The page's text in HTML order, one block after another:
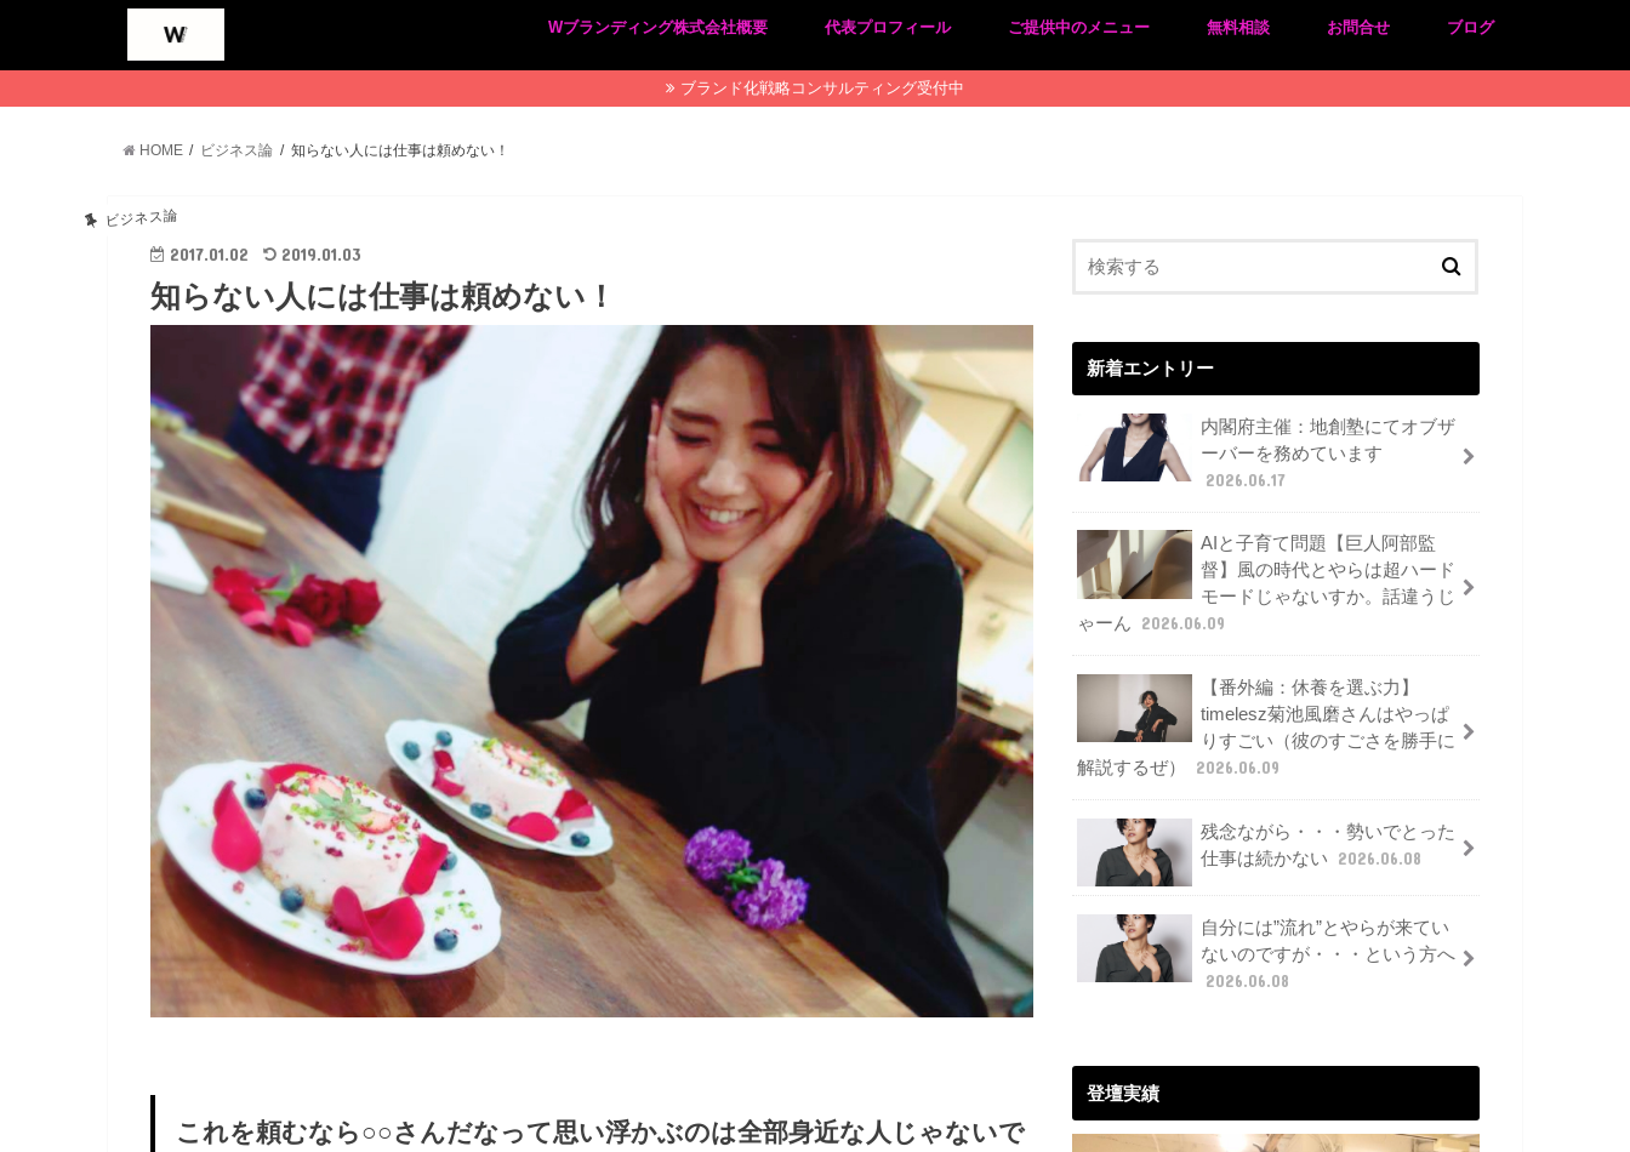
Wブランディング株式会社概要
プライバシーポリシー
特定商取引法に基づく表記
代表プロフィール ご提供中のメニュー 無料相談 お問合せ ブログ
ブランド化戦略コンサルティング受付中
HOME ビジネス論 知らない人には仕事は頼めない！
ビジネス論
2017.01.02 2019.01.03
知らない人には仕事は頼めない！
これを頼むなら○○さんだなって思い浮かぶのは全部身近な人じゃないで
新着エントリー
内閣府主催：地創塾にてオブザ
ーバーを務めています
2026.06.17
AIと子育て問題【巨人阿部監
督】風の時代とやらは超ハード
モードじゃないすか。話違うじ
ゃーん
2026.06.09
【番外編：休養を選ぶ力】
timelesz菊池風磨さんはやっぱ
りすごい（彼のすごさを勝手に
解説するぜ）
2026.06.09
残念ながら・・・勢いでとった
仕事は続かない
2026.06.08
自分には”流れ”とやらが来てい
ないのですが・・・という方へ
2026.06.08
登壇実績